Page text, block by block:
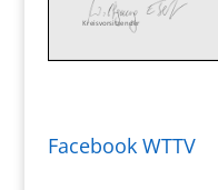
Facebook WTTV